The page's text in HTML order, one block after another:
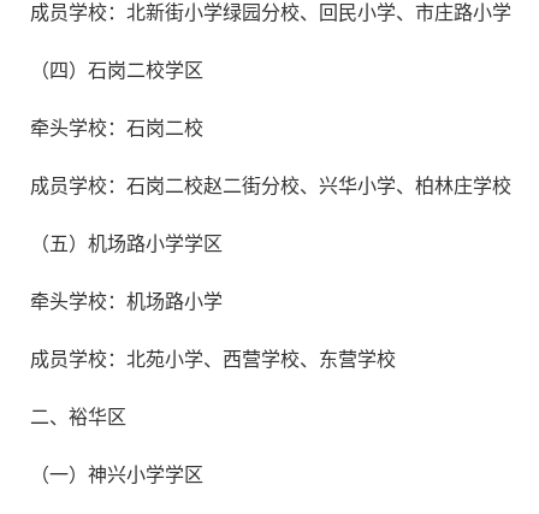
成员学校：北新街小学绿园分校、回民小学、市庄路小学
（四）石岗二校学区
牵头学校：石岗二校
成员学校：石岗二校赵二街分校、兴华小学、柏林庄学校
（五）机场路小学学区
牵头学校：机场路小学
成员学校：北苑小学、西营学校、东营学校
二、裕华区
（一）神兴小学学区